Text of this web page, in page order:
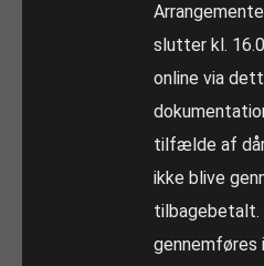
slutter kl.
online via
tilfælde af
ikke blive
tilbagebetalt.
gennemføres